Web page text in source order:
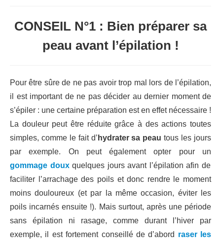
CONSEIL N°1 : Bien préparer sa
peau avant l’épilation !
Pour être sûre de ne pas avoir trop mal lors de l’épilation,
il est important de ne pas décider au dernier moment de
s’épiler : une certaine préparation est en effet nécessaire !
La douleur peut être réduite grâce à des actions toutes
simples, comme le fait d’ hydrater sa peau tous les jours
par exemple. On peut également opter pour un
gommage douxquelques jours avant l’épilation afin de
faciliter l’arrachage des poils et donc rendre le moment
moins douloureux (et par la même occasion, éviter les
poils incarnés ensuite !). Mais surtout, après une période
sans épilation ni rasage, comme durant l’hiver par
exemple, il est fortement conseillé de d’abord raser les